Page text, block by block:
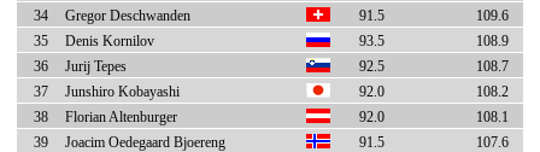
34
Gregor Deschwanden 91.5
109.6
35
Denis Kornilov 93.5
108.9
36
Jurij Tepes 92.5
108.7
37
Junshiro Kobayashi 92.0
108.2
38
Florian Altenburger 92.0
108.1
39
Joacim Oedegaard Bjoereng 91.5
107.6